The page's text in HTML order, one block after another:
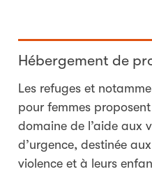
Hébergement de
Les refuges et
pour femmes
domaine de l’aide aux
d’urgence, destinée
violence et à leurs